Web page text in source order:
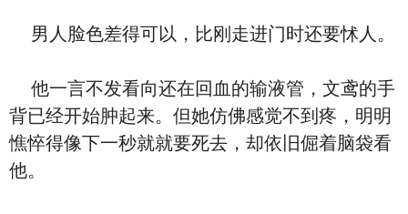
男人脸色差得可以，比刚走进门时还要怵人。
他一言不发看向还在回血的输液管，文鸢的手
背已经开始肿起来。但她仿佛感觉不到疼，明明
憔悴得像下一秒就就要死去，却依旧倔着脑袋看
他。